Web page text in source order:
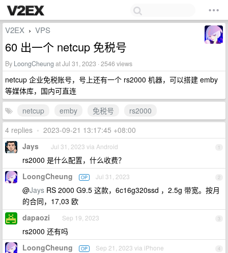
V2EX › VPS
60 出一个 netcup 免税号
By LoongCheung at Jul 31, 2023 · 2546 views
netcup 企业免税账号，号上还有一个 rs2000 机器，可以搭建 emby
等媒体库，国内可直连
netcup
emby 免税号
rs2000
4 replies • 2023-09-21 13:17:45 +08:00
1
Jays Jul 31, 2023 via Android
rs2000 是什么配置，什么收费？
2
LoongCheung OP Jul 31, 2023
@Jays RS 2000 G9.5 这款，6c16g320ssd ，2.5g 带宽。按月
的合同，17,03 欧
3
dapaozi Sep 19, 2023
rs2000 还有吗
4
LoongCheung OP Sep 21, 2023 via iPhone